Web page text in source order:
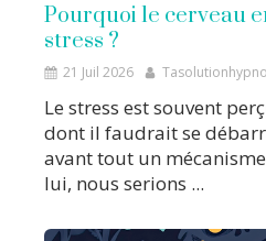
Pourquoi le cerveau
stress ?
21 Juil 2026 Tasolutionhypno
Le stress est souvent
dont il faudrait se
avant tout un
lui, nous serions ...